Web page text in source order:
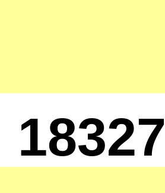
18327